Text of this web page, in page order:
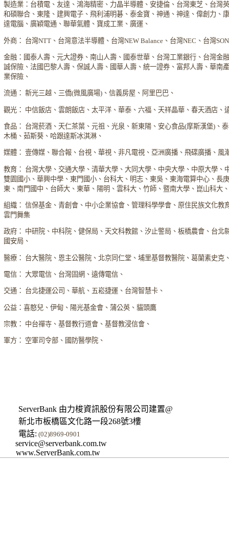
製造業：台積電、友達、鴻海精密、力晶半導體、安捷倫、台灣東芝、台灣
和碩聯合、東隆、建興電子、飛利浦明碁、泰金寶、神通、神達、偉創力、
達電腦、廣穎電通、聯華氣體、寶成工業、廣運、
外商： 台灣NTT、台灣意法半導體、台灣NEW Balance、台灣NEC、台灣
金融：國泰人壽、元大證券、南山人壽、國泰世華、台灣工業銀行、台灣金
誠保險、法國巴黎人壽、保誠人壽、國華人壽、統一證券、富邦人壽、華南
業保險、
流通： 新光三越、三僑(微風廣場)、信義房屋、阿里巴巴、
觀光： 中信飯店、雲朗飯店、太平洋、華泰、六福、天祥晶華、春天酒店、
食品： 台灣菸酒、天仁茶葉、元祖、光泉、新東陽、安心食品(摩斯漢堡)、
木桶、茹斯葵、哈跟達斯冰淇淋、
媒體： 壹傳媒、聯合報、台視、華視、非凡電視、亞洲廣播、飛碟廣播、風
教育： 台灣大學、交通大學、清華大學、大同大學、中央大學、中原大學、
雙園國小、華興中學、東門國小、台科大、明志、東吳、東海電算中心、長
東、南門國中、台師大、東華、陽明、雲科大、竹師、暨南大學、崑山科大
組織： 信保基金、青創會、中小企業協會、管理科學學會、原住民族文化教
雲門舞集
政府： 中研院、中科院、健保局、天文科教館、汐止警局、板橋農會、台北
國安局、
醫療： 台大醫院、恩主公醫院、北京同仁堂、埔里基督教醫院、葛蘭素史克
電信： 大眾電信、台灣固網、遠傳電信、
交通： 台北捷運公司、華航、五崧捷運、台灣智慧卡、
公益：喜憨兒、伊甸、陽光基金會、蒲公英、貓頭鷹
宗教： 中台禪寺、基督教行道會、基督教浸信會、
軍方： 空軍司令部、國防醫學院、
ServerBank 由力梭資訊股份有限公司建置@
新北市板橋區文化路一段268號3樓
電話: (02)8969-0901
service@serverbank.com.tw
www.ServerBank.com.tw